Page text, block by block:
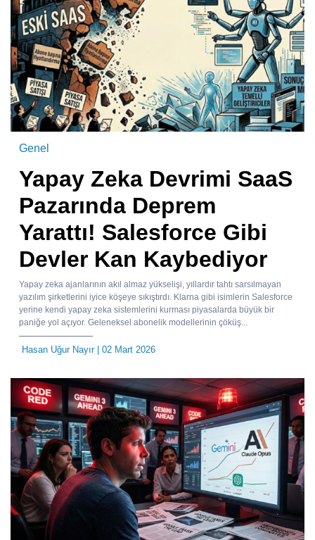
Genel
Yapay Zeka Devrimi SaaS
Pazarında Deprem
Yarattı! Salesforce Gibi
Devler Kan Kaybediyor
Yapay zeka ajanlarının akıl almaz yükselişi, yıllardır tahtı sarsılmayan
yazılım şirketlerini iyice köşeye sıkıştırdı. Klarna gibi isimlerin Salesforce
yerine kendi yapay zeka sistemlerini kurması piyasalarda büyük bir
paniğe yol açıyor. Geleneksel abonelik modellerinin çöküş...
Hasan Uğur Nayır| 02 Mart 2026